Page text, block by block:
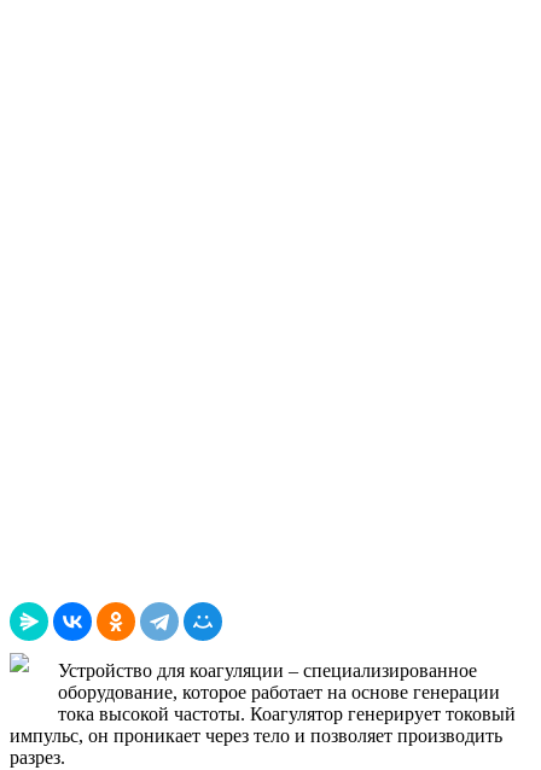
Устройство для коагуляции – специализированное
оборудование, которое работает на основе генерации
тока высокой частоты. Коагулятор генерирует токовый
импульс, он проникает через тело и позволяет производить
разрез.